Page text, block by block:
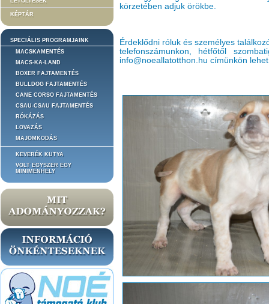
KÉPTÁR
SPECIÁLIS PROGRAMJAINK
MACSKAMENTÉS
MACS-KA-LAND
BOXER FAJTAMENTÉS
BULLDOG FAJTAMENTÉS
CANE CORSO FAJTAMENTÉS
CSAU-CSAU FAJTAMENTÉS
RÓKÁZÁS
LOVAZÁS
MAJOMKODÁS
KEVERÉK KUTYA
VOLT EGYSZER EGY
MINIMENHELY
körzetében adjuk örökbe.
Érdeklődni róluk és személyes
telefonszámunkon, hétfőtől
info@noeallatotthon.hu címünkön